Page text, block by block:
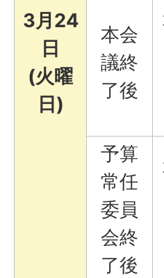
3月24
日
(火曜
日)
本会
議終
了後
予算
常任
委員
会終
了後